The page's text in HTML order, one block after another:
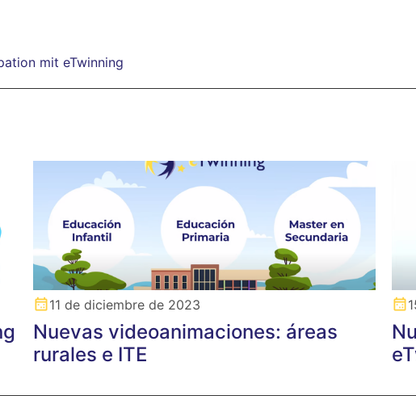
mit eTwinning
11 de diciembre de 2023
Nuevas videoanimaciones: áreas
rurales e ITE